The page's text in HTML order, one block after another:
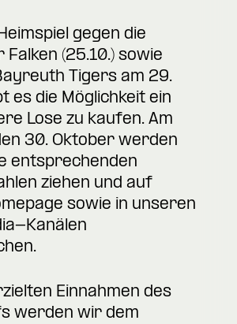
gegen die
Falken (25.10.) sowie
Tigers am 29.
es die Möglichkeit ein
Lose zu kaufen. Am
30. Oktober werden
entsprechenden
ziehen und auf
sowie in unseren
Kanälen
Einnahmen des
werden wir dem